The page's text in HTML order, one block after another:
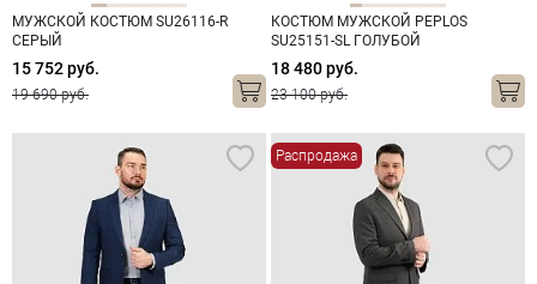
МУЖСКОЙ КОСТЮМ SU26116-R
СЕРЫЙ
15 752 руб.
19 690 руб.
КОСТЮМ МУЖСКОЙ PEPLOS
SU25151-SL ГОЛУБОЙ
18 480 руб.
23 100 руб.
Распродажа